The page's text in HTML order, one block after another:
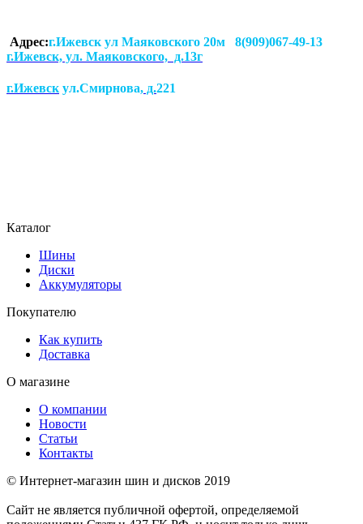
Адрес:г.Ижевск ул Маяковского 20м 8(909)067-49-13
г.Ижевск, ул. Маяковского, д.13г
г.Ижевск ул.Смирнова, д.221
Каталог
Шины
Диски
Аккумуляторы
Покупателю
Как купить
Доставка
О магазине
О компании
Новости
Статьи
Контакты
© Интернет-магазин шин и дисков 2019
Сайт не является публичной офертой, определяемой